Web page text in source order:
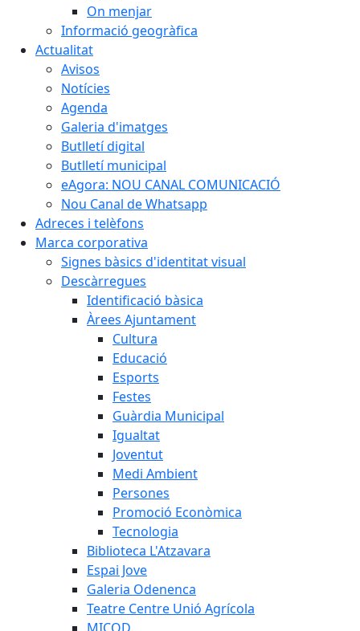
On menjar
Informació geogràfica
Actualitat
Avisos
Notícies
Agenda
Galeria d'imatges
Butlletí digital
Butlletí municipal
eAgora: NOU CANAL COMUNICACIÓ
Nou Canal de Whatsapp
Adreces i telèfons
Marca corporativa
Signes bàsics d'identitat visual
Descàrregues
Identificació bàsica
Àrees Ajuntament
Cultura
Educació
Esports
Festes
Guàrdia Municipal
Igualtat
Joventut
Medi Ambient
Persones
Promoció Econòmica
Tecnologia
Biblioteca L'Atzavara
Espai Jove
Galeria Odenenca
Teatre Centre Unió Agrícola